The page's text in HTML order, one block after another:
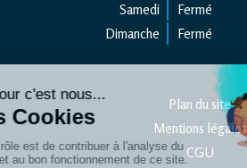
Samedi
Fermé
Dimanche
Fermé
Plan du site
Mentions légales
CGU